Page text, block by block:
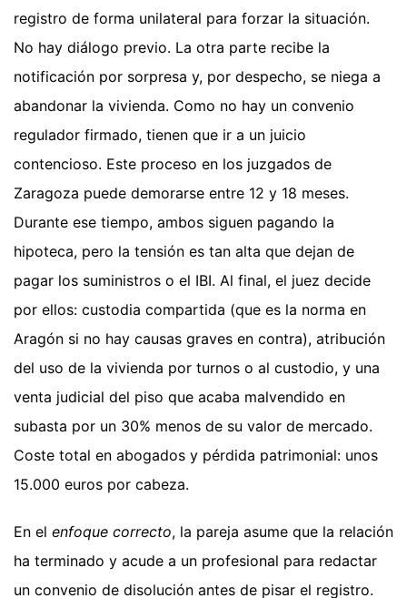
registro de forma unilateral para forzar la situación.
No hay diálogo previo. La otra parte recibe la
notificación por sorpresa y, por despecho, se niega a
abandonar la vivienda. Como no hay un convenio
regulador firmado, tienen que ir a un juicio
contencioso. Este proceso en los juzgados de
Zaragoza puede demorarse entre 12 y 18 meses.
Durante ese tiempo, ambos siguen pagando la
hipoteca, pero la tensión es tan alta que dejan de
pagar los suministros o el IBI. Al final, el juez decide
por ellos: custodia compartida (que es la norma en
Aragón si no hay causas graves en contra), atribución
del uso de la vivienda por turnos o al custodio, y una
venta judicial del piso que acaba malvendido en
subasta por un 30% menos de su valor de mercado.
Coste total en abogados y pérdida patrimonial: unos
15.000 euros por cabeza.
En el enfoque correcto, la pareja asume que la relación
ha terminado y acude a un profesional para redactar
un convenio de disolución antes de pisar el registro.